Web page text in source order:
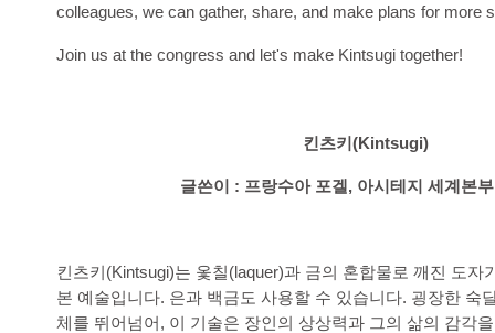
colleagues, we can gather, share, and make plans for more
Join us at the congress and let's make Kintsugi together!
킨츠키(Kintsugi)
글쓴이 : 프랑수아 포겔, 아시테지 세계본
킨츠키(Kintsugi)는 옻칠(laquer)과 금의 혼합물로 깨진 도자
본 예술입니다. 은과 백금도 사용할 수 있습니다. 굉장한 숙
체를 뛰어넘어, 이 기술은 장인의 상상력과 그의 삶의 감각